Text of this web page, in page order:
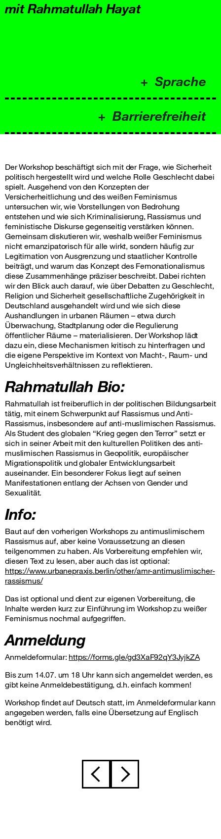
mit Rahmatullah Hayat
Sprache
Barrierefreiheit
Der Workshop beschäftigt sich mit der Frage, wie Sicherheit
politisch hergestellt wird und welche Rolle Geschlecht dabei
spielt. Ausgehend von den Konzepten der
Versicherheitlichung und des weißen Feminismus
untersuchen wir, wie Vorstellungen von Bedrohung
entstehen und wie sich Kriminalisierung, Rassismus und
feministische Diskurse gegenseitig verstärken können.
Gemeinsam diskutieren wir, weshalb weißer Feminismus
nicht emanzipatorisch für alle wirkt, sondern häufig zur
Legitimation von Ausgrenzung und staatlicher Kontrolle
beiträgt, und warum das Konzept des Femonationalismus
diese Zusammenhänge präziser beschreibt. Dabei richten
wir den Blick auch darauf, wie über Debatten zu Geschlecht,
Religion und Sicherheit gesellschaftliche Zugehörigkeit in
Deutschland ausgehandelt wird und wie sich diese
Aushandlungen in urbanen Räumen – etwa durch
Überwachung, Stadtplanung oder die Regulierung
öffentlicher Räume – materialisieren. Der Workshop lädt
dazu ein, diese Mechanismen kritisch zu hinterfragen und
die eigene Perspektive im Kontext von Macht-, Raum- und
Ungleichheitsverhältnissen zu reflektieren.
Rahmatullah Bio:
Rahmatullah ist freiberuflich in der politischen Bildungsarbeit
tätig, mit einem Schwerpunkt auf Rassismus und Anti-
Rassismus, insbesondere auf anti-muslimischen Rassismus.
Als Student des globalen “Krieg gegen den Terror” setzt er
sich in seiner Arbeit mit den kulturellen Politiken des anti-
muslimischen Rassismus in Geopolitik, europäischer
Migrationspolitik und globaler Entwicklungsarbeit
auseinander. Ein besonderer Fokus liegt auf seinen
Manifestationen entlang der Achsen von Gender und
Sexualität.
Info:
Baut auf den vorherigen Workshops zu antimuslimischem
Rassismus auf, aber keine Voraussetzung an diesen
teilgenommen zu haben. Als Vorbereitung empfehlen wir,
diesen Text zu lesen, aber auch das ist optional:
https://www.urbanepraxis.berlin/other/amr-antimuslimischer-
rassismus/
Das ist optional und dient zur eigenen Vorbereitung, die
Inhalte werden kurz zur Einführung im Workshop zu weißer
Feminismus nochmal aufgegriffen.
Anmeldung
Anmeldeformular: https://forms.gle/gd3XaF92qY3JyjkZA
Bis zum 14.07. um 18 Uhr kann sich angemeldet werden, es
gibt keine Anmeldebestätigung, d.h. einfach kommen!
Workshop findet auf Deutsch statt, im Anmeldeformular kann
angegeben werden, falls eine Übersetzung auf Englisch
benötigt wird.
Beitragsnavigation